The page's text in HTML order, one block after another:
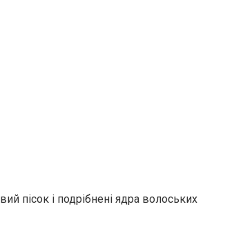
пісок і подрібнені ядра волоських